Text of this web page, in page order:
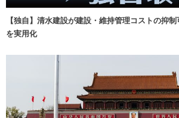
【独自】清水建設が建設・維持管理コストの抑
を実用化